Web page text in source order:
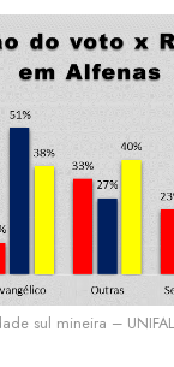
sul mineira –